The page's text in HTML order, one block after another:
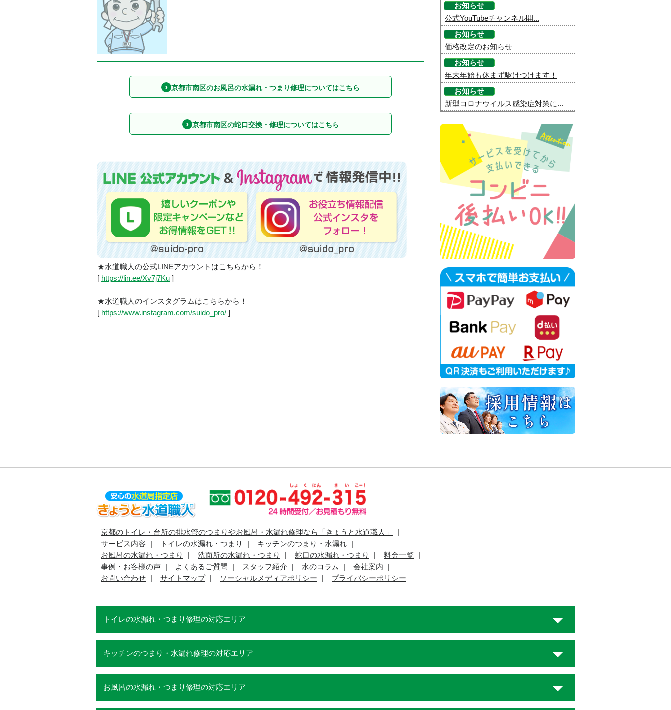
京都市南区のお風呂の水漏れ・つまり修理についてはこちら
京都市南区の蛇口交換・修理についてはこちら
★水道職人の公式LINEアカウントはこちらから！
[ https://lin.ee/Xv7j7Ku ]
★水道職人のインスタグラムはこちらから！
[ https://www.instagram.com/suido_pro/ ]
お知らせ
公式YouTubeチャンネル開...
お知らせ
価格改定のお知らせ
お知らせ
年末年始も休まず駆けつけます！
お知らせ
新型コロナウイルス感染症対策に...
京都のトイレ・台所の排水管のつまりやお風呂・水漏れ修理なら「きょうと水道職人」
サービス内容
トイレの水漏れ・つまり
キッチンのつまり・水漏れ
お風呂の水漏れ・つまり
洗面所の水漏れ・つまり 蛇口の水漏れ・つまり
料金一覧
事例・お客様の声
よくあるご質問 スタッフ紹介 水のコラム
会社案内
お問い合わせ
サイトマップ ソーシャルメディアポリシー プライバシーポリシー
トイレの水漏れ・つまり修理の対応エリア
キッチンのつまり・水漏れ修理の対応エリア
お風呂の水漏れ・つまり修理の対応エリア